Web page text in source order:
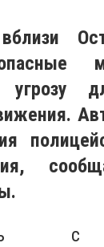
угрозу
с